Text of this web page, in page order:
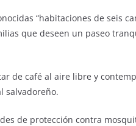
“habitaciones de seis
que deseen un paseo
de café al aire libre y
salvadoreño.
de protección contra